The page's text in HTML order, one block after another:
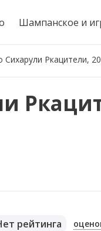
Шампанское и
Сихарули Ркацители,
рейтинга